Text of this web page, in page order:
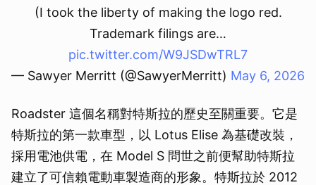
(I took the liberty of making the logo red.
Trademark filings are…
pic.twitter.com/W9JSDwTRL7
— Sawyer Merritt (@SawyerMerritt) May 6, 2026
Roadster 這個名稱對特斯拉的歷史至關重要。它是
特斯拉的第一款車型，以 Lotus Elise 為基礎改裝，
採用電池供電，在 Model S 問世之前便幫助特斯拉
建立了可信賴電動車製造商的形象。特斯拉於 2012